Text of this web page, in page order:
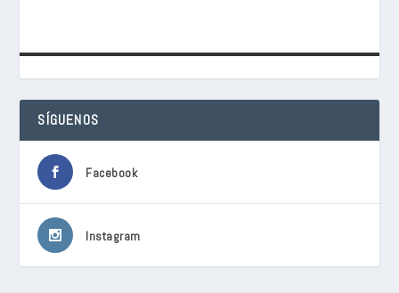
SÍGUENOS
Facebook
Instagram